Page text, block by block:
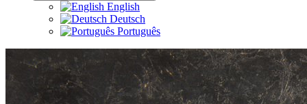
English
Deutsch
Português